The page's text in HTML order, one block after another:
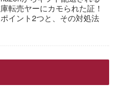
転売ヤーにカモられた証！
イント2つと、その対処法